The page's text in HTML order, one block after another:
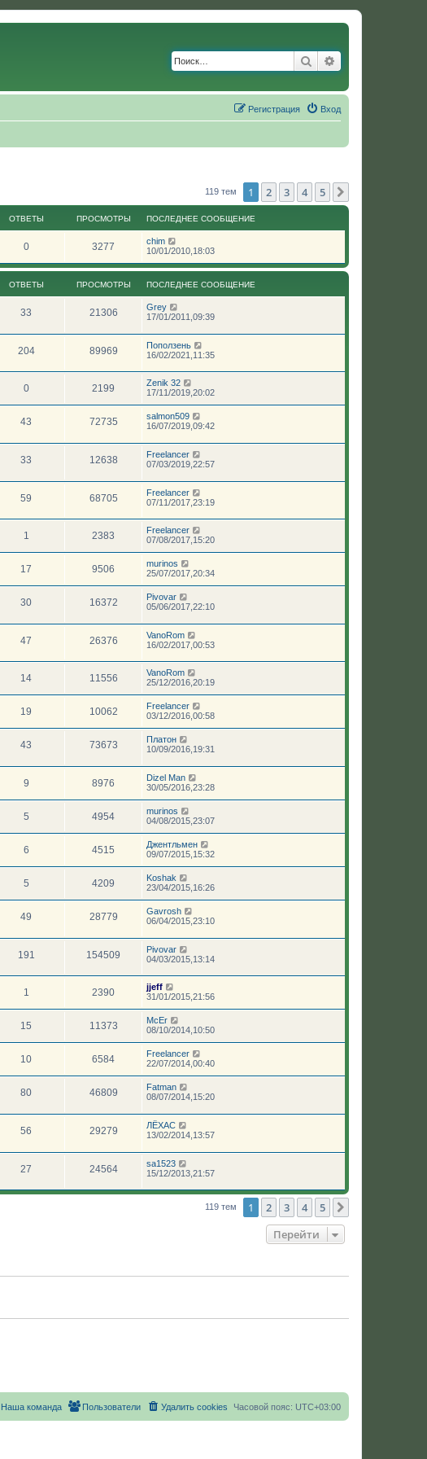
Поиск
Вход
Регистрация
119 тем 1 2 3 4 5
ОТВЕТЫ ПРОСМОТРЫ ПОСЛЕДНЕЕ СООБЩЕНИЕ
0 3277
chim
10/01/2010,18:03
ОТВЕТЫ ПРОСМОТРЫ ПОСЛЕДНЕЕ СООБЩЕНИЕ
33 21306
Grey
17/01/2011,09:39
204 89969
Поползень
16/02/2021,11:35
0 2199
Zenik 32
17/11/2019,20:02
43 72735
salmon509
16/07/2019,09:42
33 12638
Freelancer
07/03/2019,22:57
59 68705
Freelancer
07/11/2017,23:19
1 2383
Freelancer
07/08/2017,15:20
17 9506
murinos
25/07/2017,20:34
30 16372
Pivovar
05/06/2017,22:10
47 26376
VanoRom
16/02/2017,00:53
14 11556
VanoRom
25/12/2016,20:19
19 10062
Freelancer
03/12/2016,00:58
43 73673
Платон
10/09/2016,19:31
9 8976
Dizel Man
30/05/2016,23:28
5 4954
murinos
04/08/2015,23:07
6 4515
Джентльмен
09/07/2015,15:32
5 4209
Koshak
23/04/2015,16:26
49 28779
Gavrosh
06/04/2015,23:10
191 154509
Pivovar
04/03/2015,13:14
1 2390
jjeff
31/01/2015,21:56
15 11373
McEr
08/10/2014,10:50
10 6584
Freelancer
22/07/2014,00:40
80 46809
Fatman
08/07/2014,15:20
56 29279
ЛЁХАС
13/02/2014,13:57
27 24564
sa1523
15/12/2013,21:57
119 тем 1 2 3 4 5
Перейти
Часовой пояс: UTC+03:00
Удалить cookies
Пользователи
Наша команда